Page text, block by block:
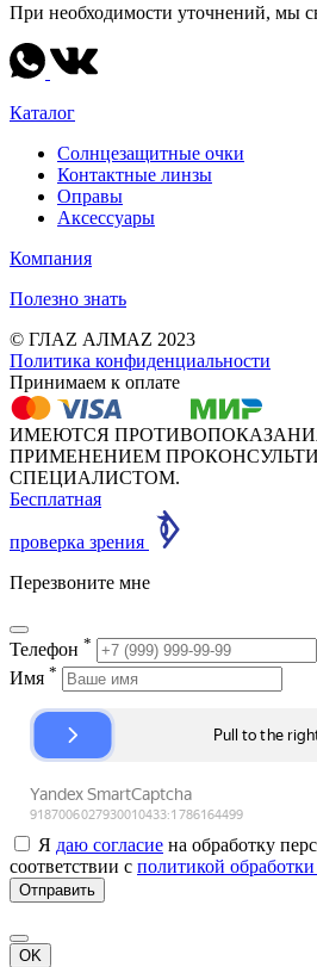
При необходимости уточнений, мы
Каталог
Солнцезащитные очки
Контактные линзы
Оправы
Аксессуары
Компания
Полезно знать
© ГЛАZ АЛМАZ 2023
Политика конфиденциальности
Принимаем к оплате
ИМЕЮТСЯ
ПРИМЕНЕНИЕМ
СПЕЦИАЛИСТОМ.
Бесплатная
проверка зрения
Перезвоните мне
Телефон *
Имя *
Я даю согласие на обработку
соответствии с политикой
Отправить
OK